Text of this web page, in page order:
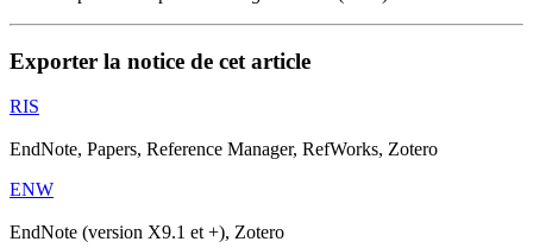
Exporter la notice de cet article
RIS
EndNote, Papers, Reference Manager, RefWorks, Zotero
ENW
EndNote (version X9.1 et +), Zotero